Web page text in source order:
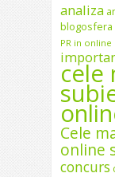
analiza
blogosfera
PR in
cele
Cele
online
concurs